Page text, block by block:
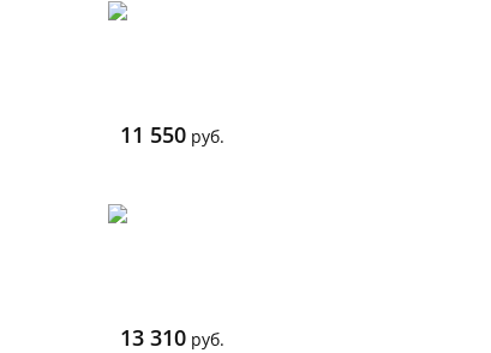
11 550 руб.
13 310 руб.